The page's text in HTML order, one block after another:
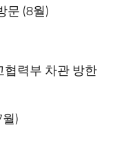
문 (8월)
력부 차관 방한
)